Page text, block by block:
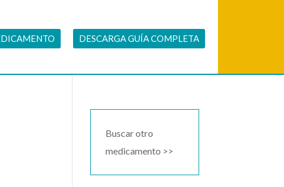
DESCARGA GUÍA COMPLETA
Buscar otro
medicamento >>